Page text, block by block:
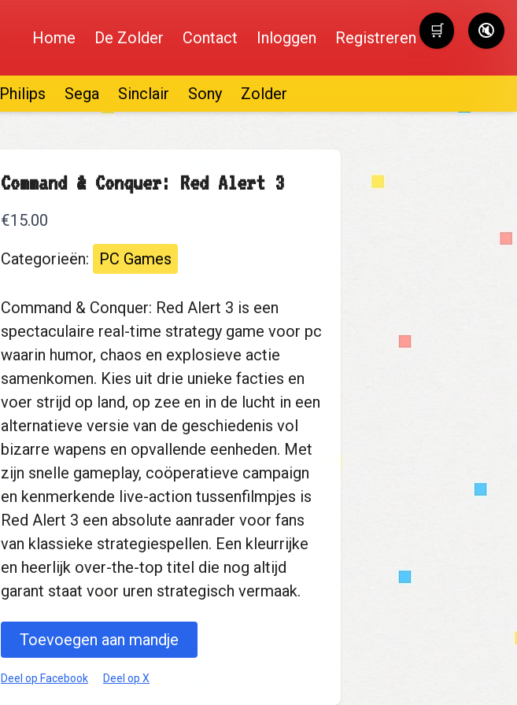
Home De Zolder Contact Inloggen Registreren
Philips Sega Sinclair Sony Zolder
🔇
🛒
Command & Conquer: Red Alert 3
€15.00
Categorieën: PC Games
Command & Conquer: Red Alert 3 is een
spectaculaire real-time strategy game voor pc
waarin humor, chaos en explosieve actie
samenkomen. Kies uit drie unieke facties en
voer strijd op land, op zee en in de lucht in een
alternatieve versie van de geschiedenis vol
bizarre wapens en opvallende eenheden. Met
zijn snelle gameplay, coöperatieve campaign
en kenmerkende live-action tussenfilmpjes is
Red Alert 3 een absolute aanrader voor fans
van klassieke strategiespellen. Een kleurrijke
en heerlijk over-the-top titel die nog altijd
garant staat voor uren strategisch vermaak.
Toevoegen aan mandje
Deel op Facebook Deel op X